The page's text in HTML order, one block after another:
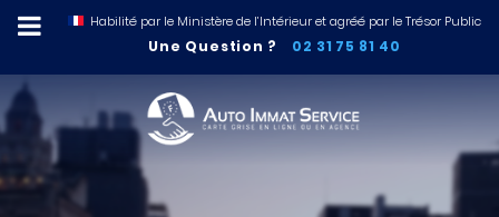
Habilité par le Ministère de l’Intérieur et agréé par le Trésor Public
Une Question ? 02 31 75 81 40